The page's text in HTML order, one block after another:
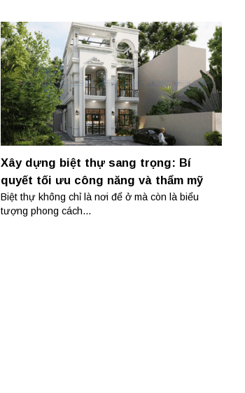
Xây dựng biệt thự sang trọng: Bí
quyết tối ưu công năng và thẩm mỹ
Biệt thự không chỉ là nơi để ở mà còn là biểu
tượng phong cách...